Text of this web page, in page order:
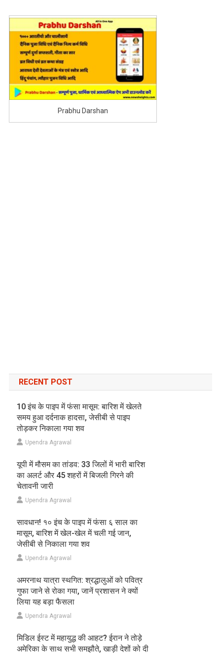
Prabhu Darshan
RECENT POST
10 इंच के पाइप में फंसा मासूम: बारिश में खेलते
समय हुआ दर्दनाक हादसा, जेसीबी से पाइप
तोड़कर निकाला गया शव
Upendra Agrawal
यूपी में मौसम का तांडव: 33 जिलों में भारी बारिश
का अलर्ट और 45 शहरों में बिजली गिरने की
चेतावनी जारी
Upendra Agrawal
सावधान! १० इंच के पाइप में फंसा ६ साल का
मासूम, बारिश में खेल-खेल में चली गई जान,
जेसीबी से निकाला गया शव
Upendra Agrawal
अमरनाथ यात्रा स्थगित: श्रद्धालुओं को पवित्र
गुफा जाने से रोका गया, जानें प्रशासन ने क्यों
लिया यह बड़ा फैसला
Upendra Agrawal
मिडिल ईस्ट में महायुद्ध की आहट? ईरान ने तोड़े
अमेरिका के साथ सभी समझौते, खाड़ी देशों को दी